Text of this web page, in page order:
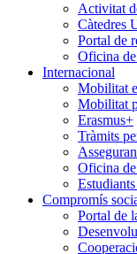
Activitat
Càtedres
Portal de
Oficina
Internacional
Mobilitat
Mobilitat
Erasmus+
Tràmits
Oficina
Compromís
Portal de